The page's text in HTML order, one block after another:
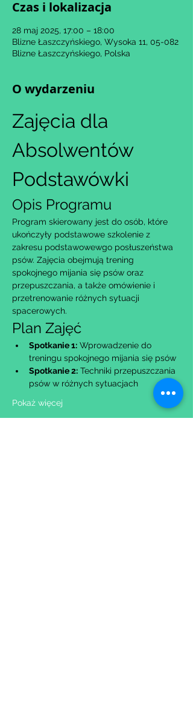
Czas i lokalizacja
28 maj 2025, 17:00 – 18:00
Blizne Łaszczyńskiego, Wysoka 11, 05-082
Blizne Łaszczyńskiego, Polska
O wydarzeniu
Zajęcia dla
Absolwentów
Podstawówki
Opis Programu
Program skierowany jest do osób, które
ukończyły podstawowe szkolenie z
zakresu podstawowewgo posłuszeństwa
psów. Zajęcia obejmują trening
spokojnego mijania się psów oraz
przepuszczania, a także omówienie i
przetrenowanie różnych sytuacji
spacerowych.
Plan Zajęć
Spotkanie 1: Wprowadzenie do
treningu spokojnego mijania się psów
Spotkanie 2: Techniki przepuszczania
psów w różnych sytuacjach
Pokaż więcej